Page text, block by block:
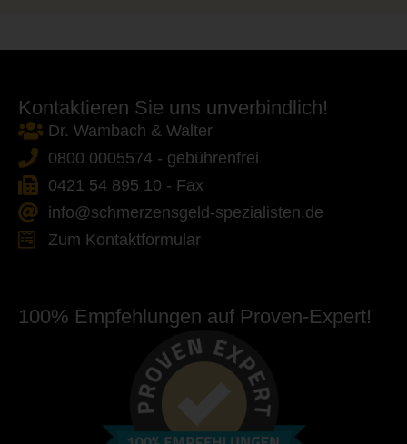
Kontaktieren Sie uns unverbindlich!
Dr. Wambach & Walter
0800 0005574 - gebührenfrei
0421 54 895 10 - Fax
info@schmerzensgeld-spezialisten.de
Zum Kontaktformular
100% Empfehlungen auf Proven-Expert!